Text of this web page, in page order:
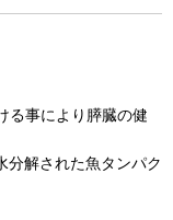
る事により膵臓の健
分解された魚タンパク